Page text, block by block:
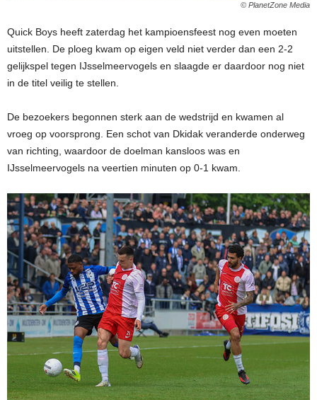
© PlanetZone Media
Quick Boys heeft zaterdag het kampioensfeest nog even moeten
uitstellen. De ploeg kwam op eigen veld niet verder dan een 2-2
gelijkspel tegen IJsselmeervogels en slaagde er daardoor nog niet
in de titel veilig te stellen.
De bezoekers begonnen sterk aan de wedstrijd en kwamen al
vroeg op voorsprong. Een schot van Dkidak veranderde onderweg
van richting, waardoor de doelman kansloos was en
IJsselmeervogels na veertien minuten op 0-1 kwam.